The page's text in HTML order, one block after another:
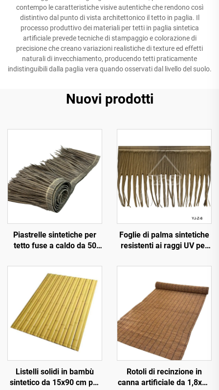
contempo le caratteristiche visive autentiche che rendono così
distintivo dal punto di vista architettonico il tetto in paglia. Il
processo produttivo dei materiali per tetti in paglia sintetica
artificiale prevede tecniche di stampaggio e colorazione di
precisione che creano variazioni realistiche di texture ed effetti
naturali di invecchiamento, producendo tetti praticamente
indistinguibili dalla paglia vera quando osservati dal livello del suolo.
Nuovi prodotti
Piastrelle sintetiche per
tetto fuse a caldo da 50
fuoco migliorata
Foglie di palma sintetiche
resistenti ai raggi UV per
esterna
Listelli solidi in bambù
sintetico da 15x90 cm per
Rotoli di recinzione in
canna artificiale da 1,8x10